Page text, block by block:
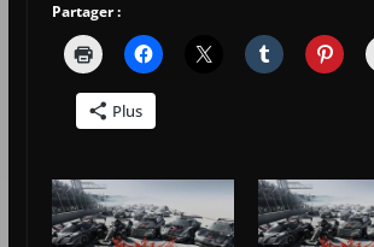
Partager :
Plus